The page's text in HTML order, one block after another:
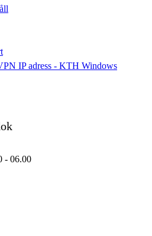
IP adress - KTH Windows
- 06.00